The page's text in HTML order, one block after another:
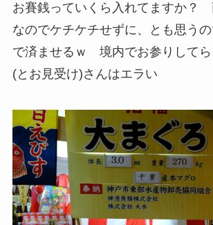
お賽銭っていくら入れてますか？
なのでケチケチせずに、とも思う
で済ませるｗ 境内でお参りしてら
(とお見受け)さんはエラい